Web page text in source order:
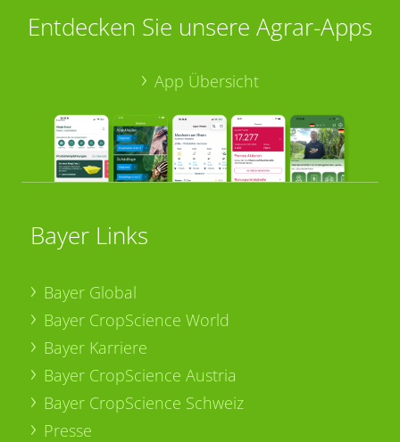
Entdecken Sie unsere Agrar-Apps
App Übersicht
Bayer Links
Bayer Global
Bayer CropScience World
Bayer Karriere
Bayer CropScience Austria
Bayer CropScience Schweiz
Presse